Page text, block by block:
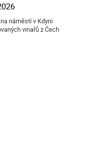
náměstí v Kdyni
vinařů z Čech